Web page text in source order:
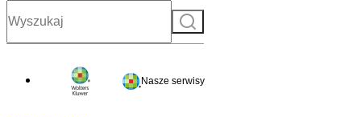
Szukaj
Nasze serwisy